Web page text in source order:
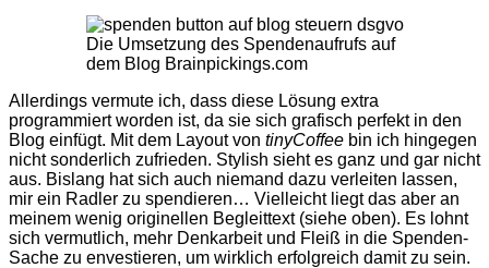
Die Umsetzung des Spendenaufrufs auf
dem Blog Brainpickings.com
Allerdings vermute ich, dass diese Lösung extra
programmiert worden ist, da sie sich grafisch perfekt in den
Blog einfügt. Mit dem Layout von tinyCoffee bin ich hingegen
nicht sonderlich zufrieden. Stylish sieht es ganz und gar nicht
aus. Bislang hat sich auch niemand dazu verleiten lassen,
mir ein Radler zu spendieren… Vielleicht liegt das aber an
meinem wenig originellen Begleittext (siehe oben). Es lohnt
sich vermutlich, mehr Denkarbeit und Fleiß in die Spenden-
Sache zu envestieren, um wirklich erfolgreich damit zu sein.